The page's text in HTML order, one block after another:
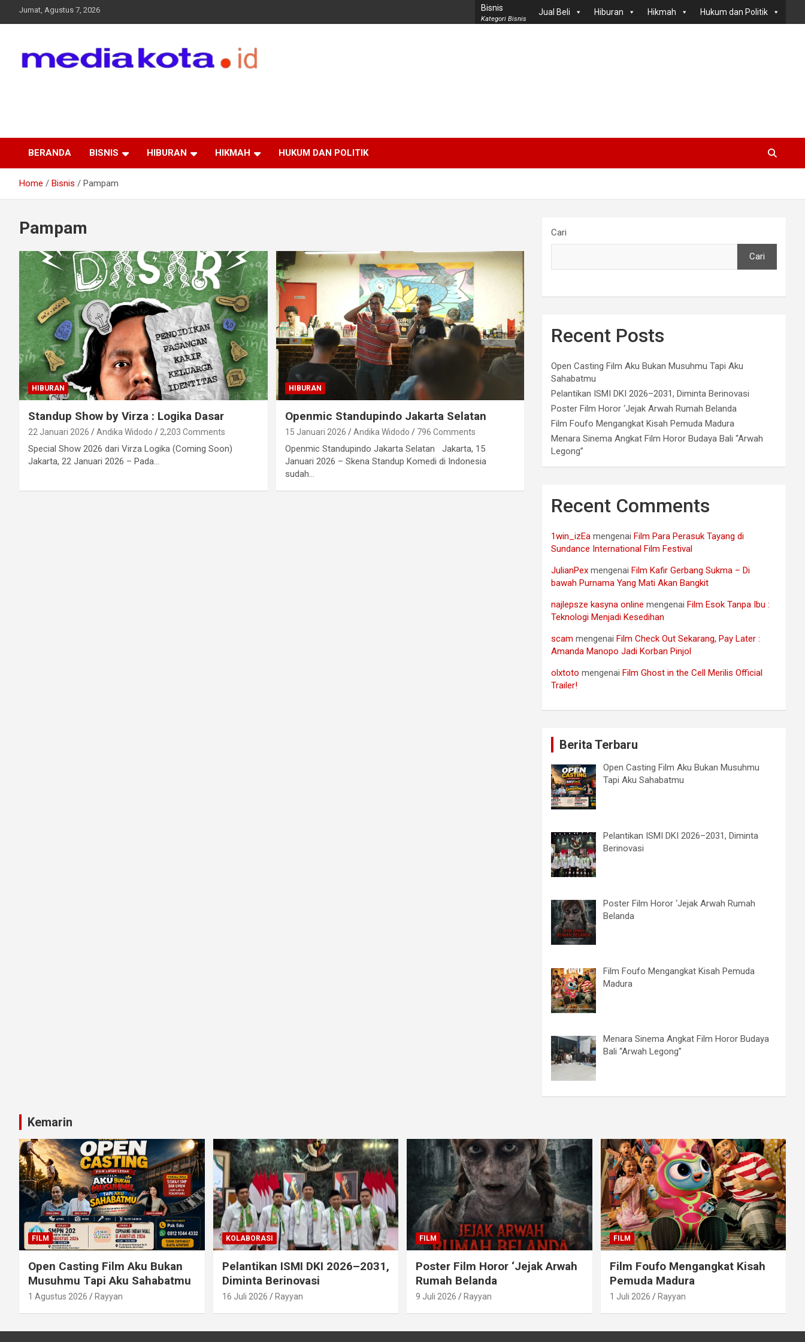
Jumat, Agustus 7, 2026 Bisnis
Kategori Bisnis
Jual Beli Hiburan Hikmah Hukum dan Politik
BERANDA BISNIS HIBURAN HIKMAH HUKUM DAN POLITIK
Home Bisnis Pampam
Pampam
HIBURAN
Standup Show by Virza : Logika Dasar
22 Januari 2026 Andika Widodo 2,203 Comments
Special Show 2026 dari Virza Logika (Coming Soon)
Jakarta, 22 Januari 2026 – Pada…
HIBURAN
Openmic Standupindo Jakarta Selatan
15 Januari 2026 Andika Widodo 796 Comments
Openmic Standupindo Jakarta Selatan Jakarta, 15
Januari 2026 – Skena Standup Komedi di Indonesia
sudah…
Cari
Cari
Recent Posts
Open Casting Film Aku Bukan Musuhmu Tapi Aku
Sahabatmu
Pelantikan ISMI DKI 2026–2031, Diminta Berinovasi
Poster Film Horor ‘Jejak Arwah Rumah Belanda
Film Foufo Mengangkat Kisah Pemuda Madura
Menara Sinema Angkat Film Horor Budaya Bali “Arwah
Legong”
Recent Comments
1win_izEa mengenai Film Para Perasuk Tayang di
Sundance International Film Festival
JulianPex mengenai Film Kafir Gerbang Sukma – Di
bawah Purnama Yang Mati Akan Bangkit
najlepsze kasyna online mengenai Film Esok Tanpa Ibu :
Teknologi Menjadi Kesedihan
scam mengenai Film Check Out Sekarang, Pay Later :
Amanda Manopo Jadi Korban Pinjol
olxtoto mengenai Film Ghost in the Cell Merilis Official
Trailer!
Berita Terbaru
Open Casting Film Aku Bukan Musuhmu
Tapi Aku Sahabatmu
Pelantikan ISMI DKI 2026–2031, Diminta
Berinovasi
Poster Film Horor ‘Jejak Arwah Rumah
Belanda
Film Foufo Mengangkat Kisah Pemuda
Madura
Menara Sinema Angkat Film Horor Budaya
Bali “Arwah Legong”
Kemarin
FILM
Open Casting Film Aku Bukan
Musuhmu Tapi Aku Sahabatmu
1 Agustus 2026 Rayyan
KOLABORASI
Pelantikan ISMI DKI 2026–2031,
Diminta Berinovasi
16 Juli 2026 Rayyan
FILM
Poster Film Horor ‘Jejak Arwah
Rumah Belanda
9 Juli 2026 Rayyan
FILM
Film Foufo Mengangkat Kisah
Pemuda Madura
1 Juli 2026 Rayyan